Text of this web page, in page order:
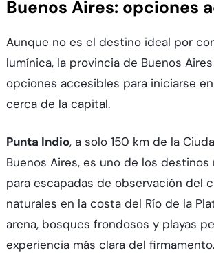
Buenos Aires: opciones
Aunque no es el destino ideal por
lumínica, la provincia de Buenos
opciones accesibles para iniciarse
cerca de la capital.​
Punta Indio, a solo 150 km de la
Buenos Aires, es uno de los destinos
para escapadas de observación del
naturales en la costa del Río de la
arena, bosques frondosos y playas
experiencia más clara del